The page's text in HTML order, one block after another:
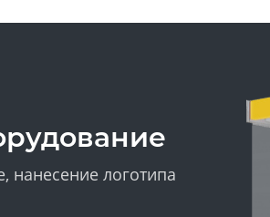
нанесение логотипа